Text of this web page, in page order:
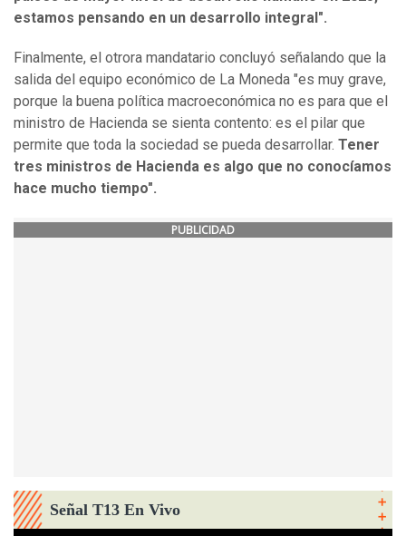
estamos pensando en un desarrollo integral".
Finalmente, el otrora mandatario concluyó señalando que la
salida del equipo económico de La Moneda "es muy grave,
porque la buena política macroeconómica no es para que el
ministro de Hacienda se sienta contento: es el pilar que
permite que toda la sociedad se pueda desarrollar. Tener
tres ministros de Hacienda es algo que no conocíamos
hace mucho tiempo".
PUBLICIDAD
Señal T13 En Vivo